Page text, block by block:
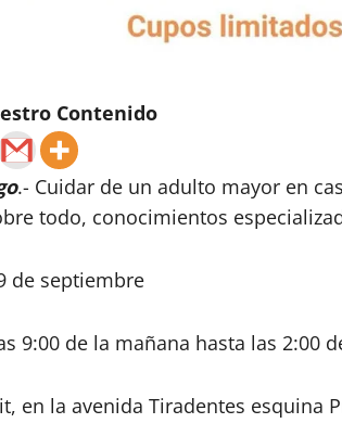
Contenido
.- Cuidar de un adulto mayor en
todo, conocimientos
de septiembre
9:00 de la mañana hasta las 2:00
en la avenida Tiradentes esquina